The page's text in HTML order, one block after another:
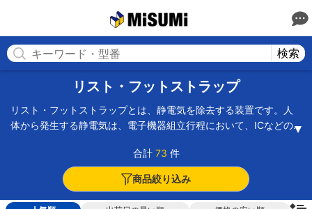
検索
リスト・フットストラップ
リスト・フットストラップとは、静電気を除去する装置です。人
体から発生する静電気は、電子機器組立行程において、ICなどの
ップを作業者の腕や足の皮膚に接地することで電気を逃し、作業
中の製品に悪い影響を与えるのを防ぎます。一般的なリスト・フ
ットストラップはコード付きで、人体からアースをとり、人体の
電荷を即座に0Vにします。また、金属アレルギーに反応しにくい
合計 73 件
商品絞り込み